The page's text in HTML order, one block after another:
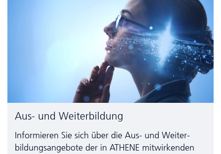
Aus- und Weiterbildung
Informieren Sie sich über die Aus- und Weiter­
bildungs­angebote der in ATHENE mitwirkenden